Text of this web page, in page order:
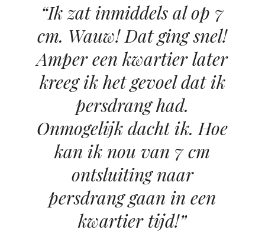
“Ik zat inmiddels al op 7
cm. Wauw! Dat ging snel!
Amper een kwartier later
kreeg ik het gevoel dat ik
persdrang had.
Onmogelijk dacht ik. Hoe
kan ik nou van 7 cm
ontsluiting naar
persdrang gaan in een
kwartier tijd!”